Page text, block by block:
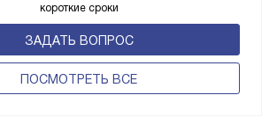
короткие сроки
ЗАДАТЬ ВОПРОС
ПОCМОТРЕТЬ ВСЕ